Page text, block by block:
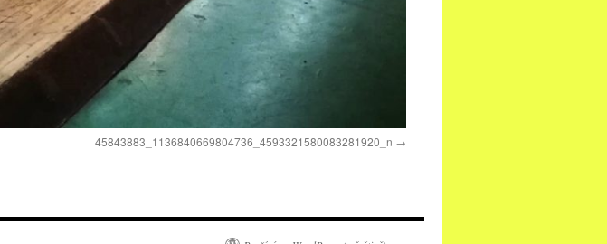
45843883_1136840669804736_4593321580083281920_n